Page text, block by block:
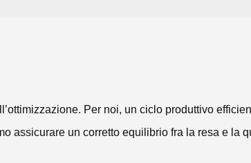
Per noi, un ciclo produttivo
assicurare un corretto equilibrio fra la resa e la